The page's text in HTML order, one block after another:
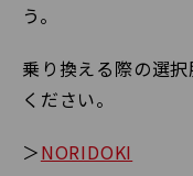
う。
乗り換える際の選
ください。
＞NORIDOKI